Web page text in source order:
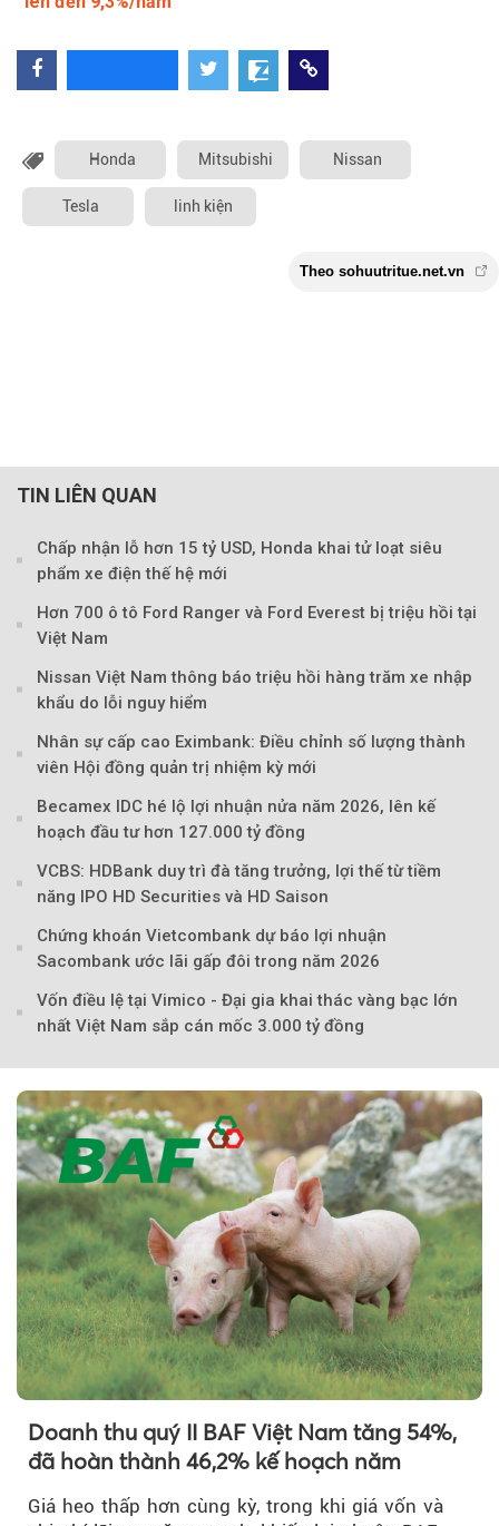
Honda Mitsubishi Nissan
Tesla linh kiện
Theo
TIN LIÊN QUAN
Chấp nhận lỗ hơn 15 tỷ USD, Honda khai tử loạt siêu
phẩm xe điện thế hệ mới
Hơn 700 ô tô Ford Ranger và Ford Everest bị triệu hồi tại
Việt Nam
Nissan Việt Nam thông báo triệu hồi hàng trăm xe nhập
khẩu do lỗi nguy hiểm
Nhân sự cấp cao Eximbank: Điều chỉnh số lượng thành
viên Hội đồng quản trị nhiệm kỳ mới
Becamex IDC hé lộ lợi nhuận nửa năm 2026, lên kế
hoạch đầu tư hơn 127.000 tỷ đồng
VCBS: HDBank duy trì đà tăng trưởng, lợi thế từ tiềm
năng IPO HD Securities và HD Saison
Chứng khoán Vietcombank dự báo lợi nhuận
Sacombank ước lãi gấp đôi trong năm 2026
Vốn điều lệ tại Vimico - Đại gia khai thác vàng bạc lớn
nhất Việt Nam sắp cán mốc 3.000 tỷ đồng
Doanh thu quý II BAF Việt Nam tăng 54%,
đã hoàn thành 46,2% kế hoạch năm
Giá heo thấp hơn cùng kỳ, trong khi giá vốn và